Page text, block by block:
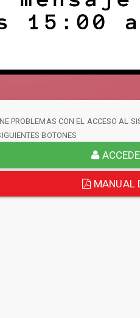
PROBLEMAS CON EL ACCESO AL
BOTONES
MANUAL